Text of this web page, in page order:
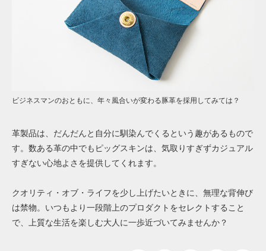
ビジネスマンのおともに、年々風合いが変わる豚革を採用してみては？
革製品は、だんだんと自分に馴染んでくるという趣があるもので
す。数ある革の中でもピッグスキンは、気取りすぎずカジュアル
すぎない心地よさを提供してくれます。
クオリティ・オブ・ライフを少し上げたいときに、無理な背伸び
は禁物。いつもより一段階上のプロダクトをセレクトすること
で、上質な生活を楽しむ大人に一歩近づいてみませんか？